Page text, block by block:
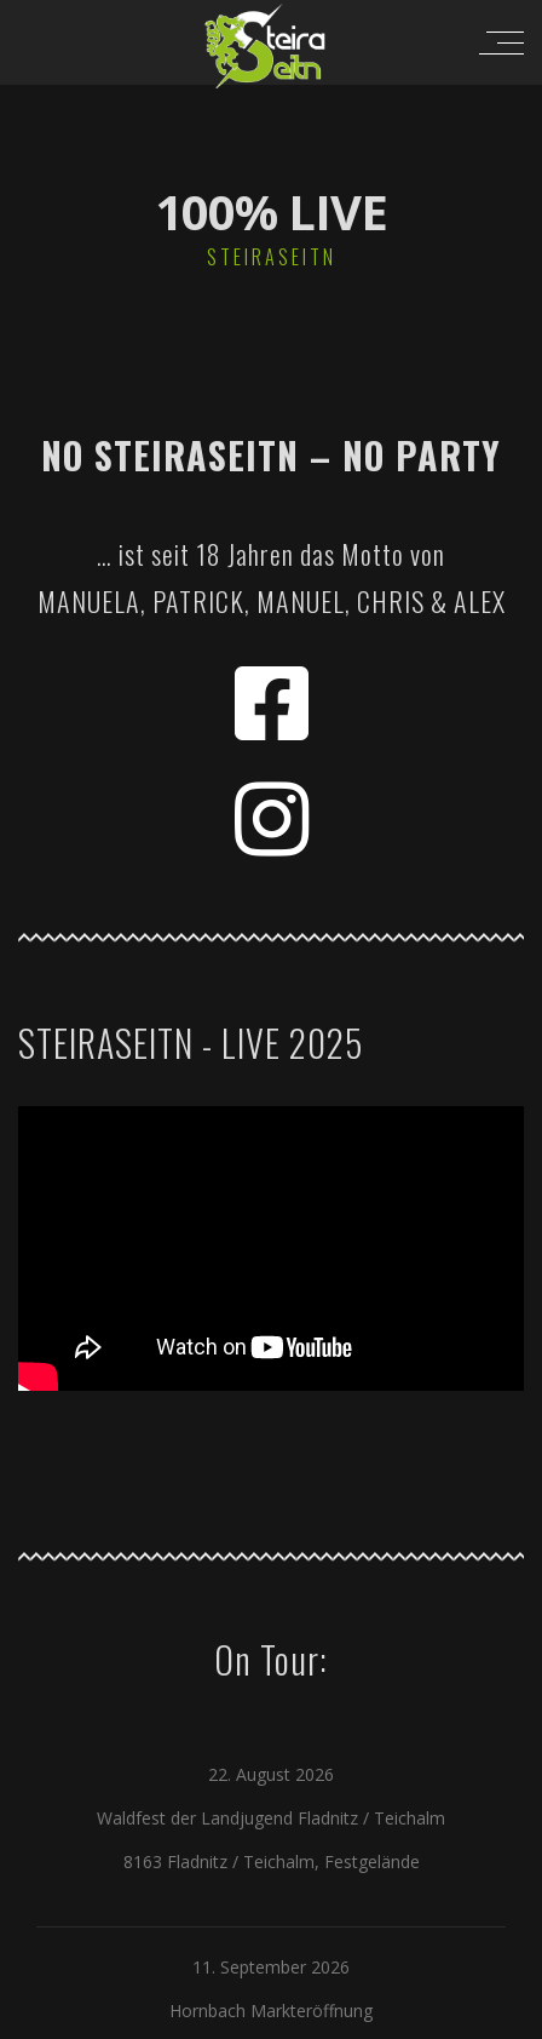
100% LIVE
STEIRASEITN
NO STEIRASEITN – NO PARTY
… ist seit 18 Jahren das Motto von
MANUELA, PATRICK, MANUEL, CHRIS & ALEX
STEIRASEITN - LIVE 2025
On Tour:
22. August 2026
Waldfest der Landjugend Fladnitz / Teichalm
8163 Fladnitz / Teichalm, Festgelände
11. September 2026
Hornbach Markteröffnung